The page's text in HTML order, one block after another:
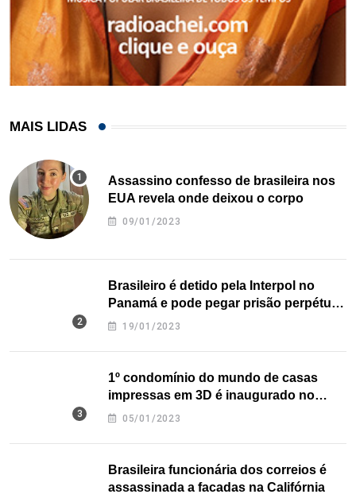
MAIS LIDAS
Assassino confesso de brasileira nos
EUA revela onde deixou o corpo
09/01/2023
Brasileiro é detido pela Interpol no
Panamá e pode pegar prisão perpétua
nos EUA
19/01/2023
1º condomínio do mundo de casas
impressas em 3D é inaugurado no
Texas
05/01/2023
Brasileira funcionária dos correios é
assassinada a facadas na Califórnia